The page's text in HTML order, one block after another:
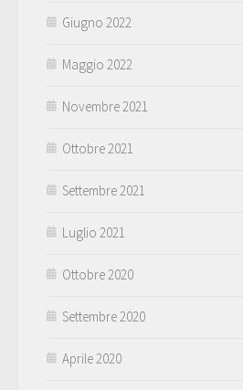
Giugno 2022
Maggio 2022
Novembre 2021
Ottobre 2021
Settembre 2021
Luglio 2021
Ottobre 2020
Settembre 2020
Aprile 2020